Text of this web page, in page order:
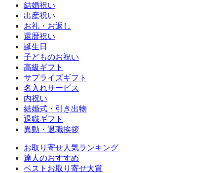
結婚祝い
出産祝い
お礼・お返し
還暦祝い
誕生日
子どものお祝い
高級ギフト
サプライズギフト
名入れサービス
内祝い
結婚式・引き出物
退職ギフト
異動・退職挨拶
お取り寄せ人気ランキング
達人のおすすめ
ベストお取り寄せ大賞